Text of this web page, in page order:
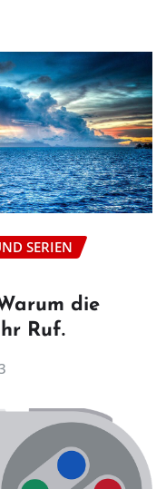
SERIEN
die
Ruf.